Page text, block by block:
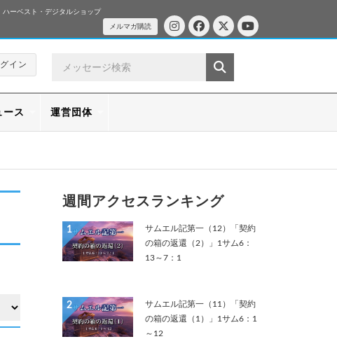
ハーベスト・デジタルショップ
メルマガ購読
イン
ース 運営団体
週間アクセスランキング
1
サムエル記第一（12）「契約
の箱の返還（2）」1サム6：
13～7：1
2
サムエル記第一（11）「契約
の箱の返還（1）」1サム6：1
～12